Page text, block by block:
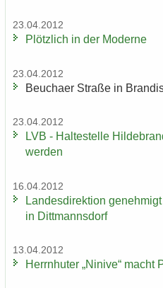
23.04.2012
Plötz­lich in der Mo­der­ne
23.04.2012
Beu­cha­er Stra­ße in
23.04.2012
LVB - Hal­te­stel­le
wer­den
16.04.2012
Lan­des­di­rek­ti­on
in Ditt­manns­dorf
13.04.2012
Herrn­hu­ter „Ni­ni­ve“ macht